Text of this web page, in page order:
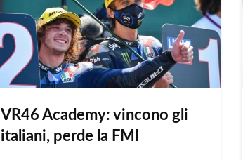
VR46 Academy: vincono gli
italiani, perde la FMI